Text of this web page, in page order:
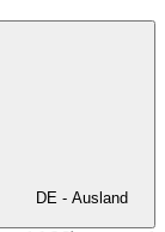
DE - Ausland